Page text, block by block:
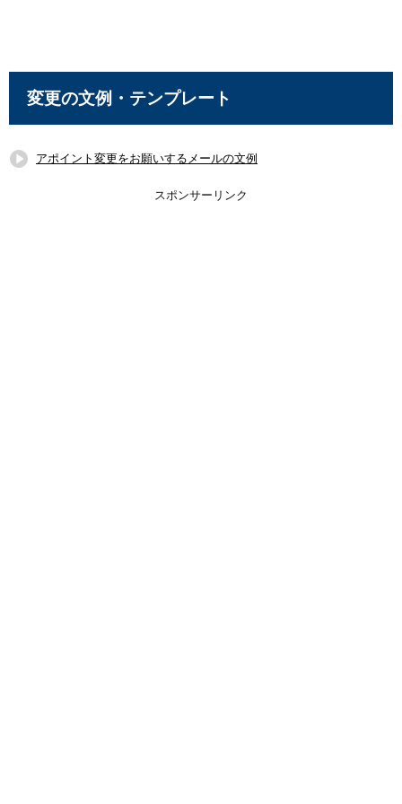
変更の文例・テンプレート
アポイント変更をお願いするメールの文例
スポンサーリンク